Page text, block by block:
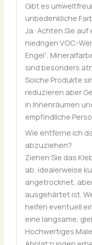
Gibt es
unbedenkliche
Ja: Achten Sie auf
niedrigen VOC-
Engel“.
sind besonders
Solche Produkte
reduzieren aber
in Innenräumen
empfindliche
Wie entferne ich
abzuziehen?
Ziehen Sie das
ab, idealerweise
angetrocknet,
ausgehärtet ist.
helfen eventuell
eine langsame,
Hochwertiges